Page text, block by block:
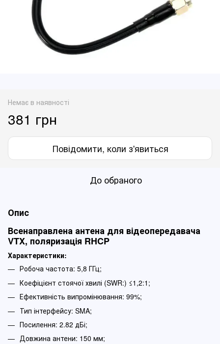
Немає в наявності
381 грн
Повідомити, коли з'явиться
До обраного
Опис
Всенаправлена антена для відеопередавача
VTX, поляризація RHCP
Характеристики:
Робоча частота: 5,8 ГГц;
Коефіцієнт стоячої хвилі (SWR:) ≤1,2:1;
Ефективність випромінювання: 99%;
Тип інтерфейсу: SMA;
Посилення: 2.82 дБі;
Довжина антени: 150 мм;